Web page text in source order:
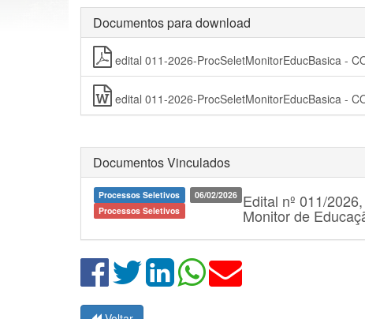
Documentos para download
edital 011-2026-ProcSeletMonitorEducBasica -
edital 011-2026-ProcSeletMonitorEducBasica -
Documentos Vinculados
Processos Seletivos
06/02/2026
Processos Seletivos
Edital nº 011/
Monitor de